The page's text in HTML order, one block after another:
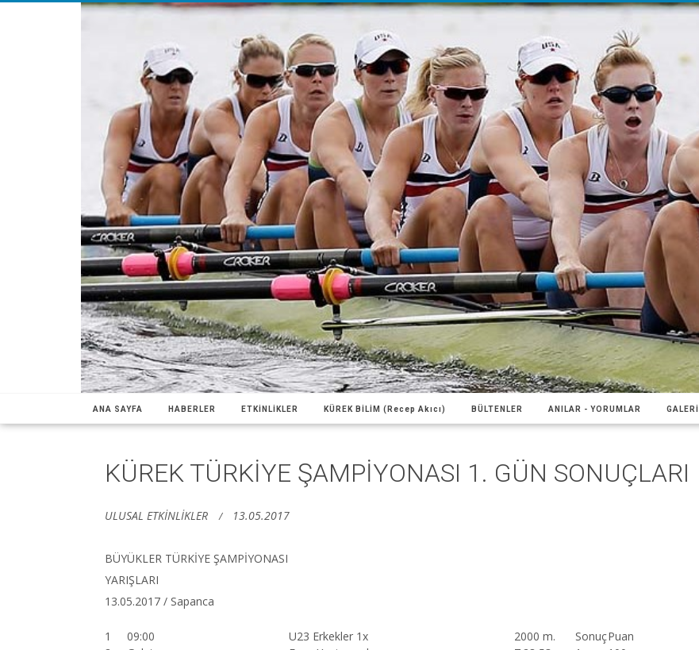
ANA SAYFA HABERLER ETKİNLİKLER KÜREK BİLİM (Recep Akıcı) BÜLTENLER ANILAR - YORUMLAR GALERİ
KÜREK TÜRKİYE ŞAMPİYONASI 1. GÜN SONUÇLARI
ULUSAL ETKİNLİKLER 13.05.2017
BÜYÜKLER TÜRKİYE ŞAMPİYONASI
YARIŞLARI
13.05.2017 / Sapanca
1 09:00 U23 Erkekler 1x 2000 m. SonuçPuan